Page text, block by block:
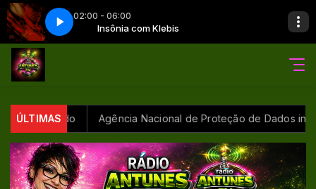
02:00 - 06:00
Insônia com Klebis
CH_SABADÃO POP
ÚLTIMAS
estudo Agência Nacional de Proteção de Dados